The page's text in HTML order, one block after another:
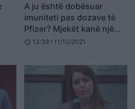
A ju është dobësuar
imuniteti pas dozave të
Pfizer? Mjekët kanë një
këshillë për marrësit e
schedule 13:39 / 11/10/2021